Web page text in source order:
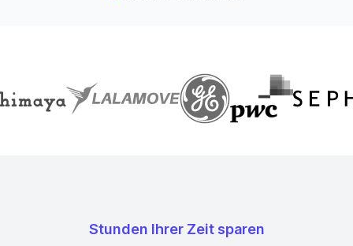
Stunden Ihrer Zeit sparen